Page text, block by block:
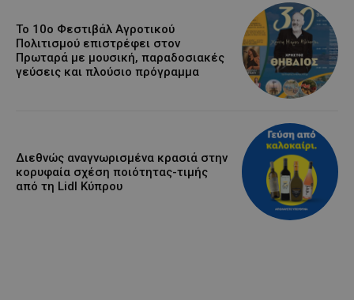
Το 10ο Φεστιβάλ Αγροτικού
Πολιτισμού επιστρέφει στον
Πρωταρά με μουσική, παραδοσιακές
γεύσεις και πλούσιο πρόγραμμα
Διεθνώς αναγνωρισμένα κρασιά στην
κορυφαία σχέση ποιότητας-τιμής
από τη Lidl Κύπρου